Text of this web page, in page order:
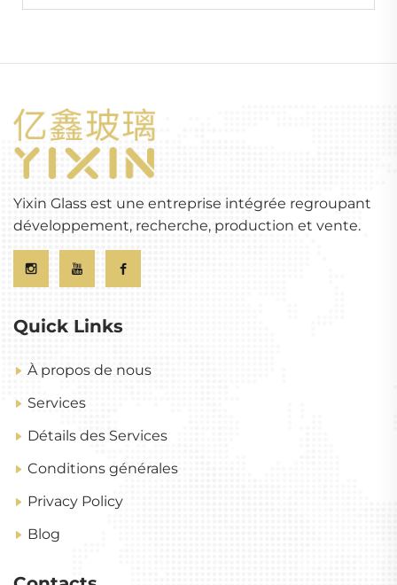
Yixin Glass est une entreprise intégrée regroupant
développement, recherche, production et vente.
Quick Links
À propos de nous
Services
Détails des Services
Conditions générales
Privacy Policy
Blog